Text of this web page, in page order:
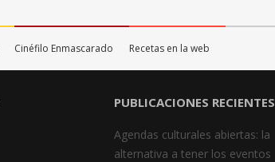
Cinéfilo Enmascarado Recetas en la web
PUBLICACIONES RECIENTES
Agendas culturales abiertas: la
alternativa a tener los eventos